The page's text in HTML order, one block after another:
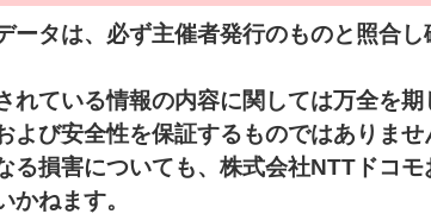
ータは、必ず主催者発行のものと照合し
れている情報の内容に関しては万全を期
よび安全性を保証するものではありませ
る損害についても、株式会社NTTドコモ
ねます。